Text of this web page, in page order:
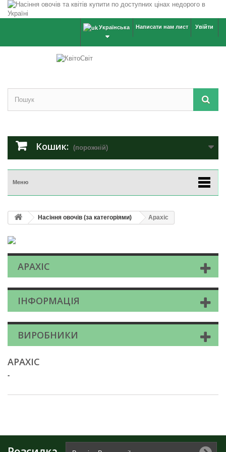
Увійти
Написати нам лист
Українська
Кошик: (порожній)
Меню
Насіння овочів (за категоріями) Арахіс
АРАХІС
ІНФОРМАЦІЯ
ВИРОБНИКИ
АРАХІС
-